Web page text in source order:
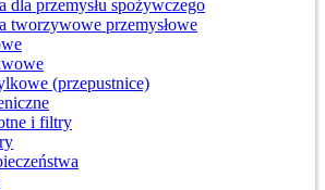
dla przemysłu spożywczego
tworzywowe przemysłowe
(przepustnice)
i filtry